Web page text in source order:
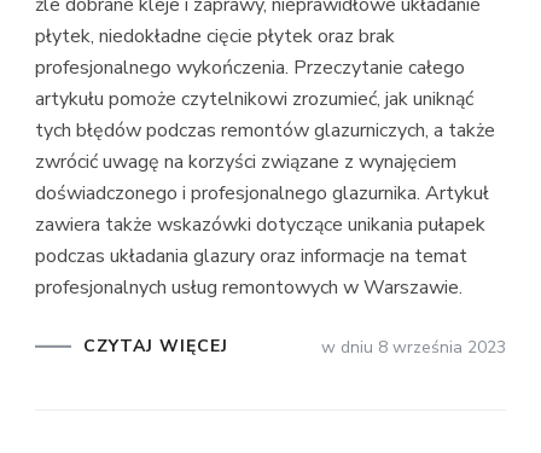
płytek, niedokładne cięcie płytek oraz brak
profesjonalnego wykończenia. Przeczytanie całego
artykułu pomoże czytelnikowi zrozumieć, jak uniknąć
tych błędów podczas remontów glazurniczych, a także
zwrócić uwagę na korzyści związane z wynajęciem
doświadczonego i profesjonalnego glazurnika. Artykuł
zawiera także wskazówki dotyczące unikania pułapek
podczas układania glazury oraz informacje na temat
profesjonalnych usług remontowych w Warszawie.
CZYTAJ WIĘCEJ w dniu 8 września 2023